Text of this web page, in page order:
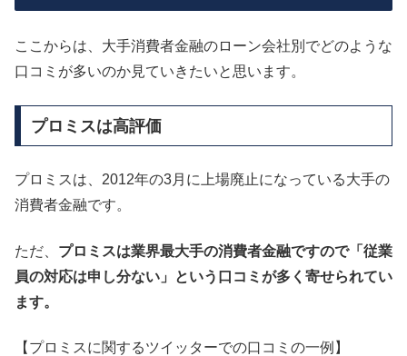
ここからは、大手消費者金融のローン会社別でどのような
口コミが多いのか見ていきたいと思います。
プロミスは高評価
プロミスは、2012年の3月に上場廃止になっている大手の
消費者金融です。
ただ、 プロミスは業界最大手の消費者金融ですので「従業
員の対応は申し分ない」という口コミが多く寄せられてい
ます。
【プロミスに関するツイッターでの口コミの一例】